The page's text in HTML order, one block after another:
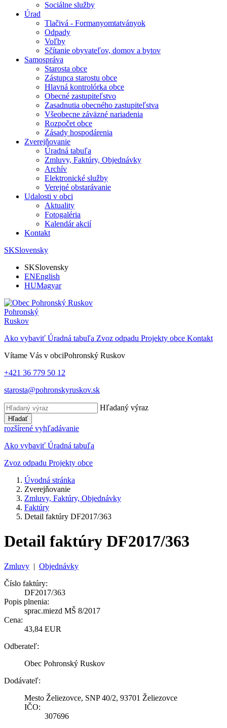
Sociálne služby
Úrad
Tlačivá - Formanyomtatványok
Odpady
Voľby
Sčítanie obyvateľov, domov a bytov
Samospráva
Starosta obce
Zástupca starostu obce
Hlavná kontrolórka obce
Obecné zastupiteľstvo
Zasadnutia obecného zastupiteľstva
Všeobecne záväzné nariadenia
Rozpočet obce
Zásady hospodárenia
Zverejňovanie
Úradná tabuľa
Zmluvy, Faktúry, Objednávky
Archív
Elektronické služby
Verejné obstarávanie
Udalosti v obci
Aktuality
Fotogaléria
Kalendár akcií
Kontakt
SKSlovensky
SKSlovensky
ENEnglish
HUMagyar
Pohronský
Ruskov
Ako vybaviť Úradná tabuľa Zvoz odpadu Projekty obce Kontakt
Vítame Vás v obciPohronský Ruskov
+421 36 779 50 12
starosta@pohronskyruskov.sk
Hľadaný výraz
Hľadať
rozšírené vyhľadávanie
Ako vybaviť Úradná tabuľa
Zvoz odpadu Projekty obce
Úvodná stránka
Zverejňovanie
Zmluvy, Faktúry, Objednávky
Faktúry
Detail faktúry DF2017/363
Detail faktúry DF2017/363
Zmluvy | Objednávky
Číslo faktúry:
DF2017/363
Popis plnenia:
sprac.miezd MŠ 8/2017
Cena:
43,84 EUR
Odberateľ:
Obec Pohronský Ruskov
Dodávateľ:
Mesto Želiezovce, SNP 40/2, 93701 Želiezovce
IČO:
307696